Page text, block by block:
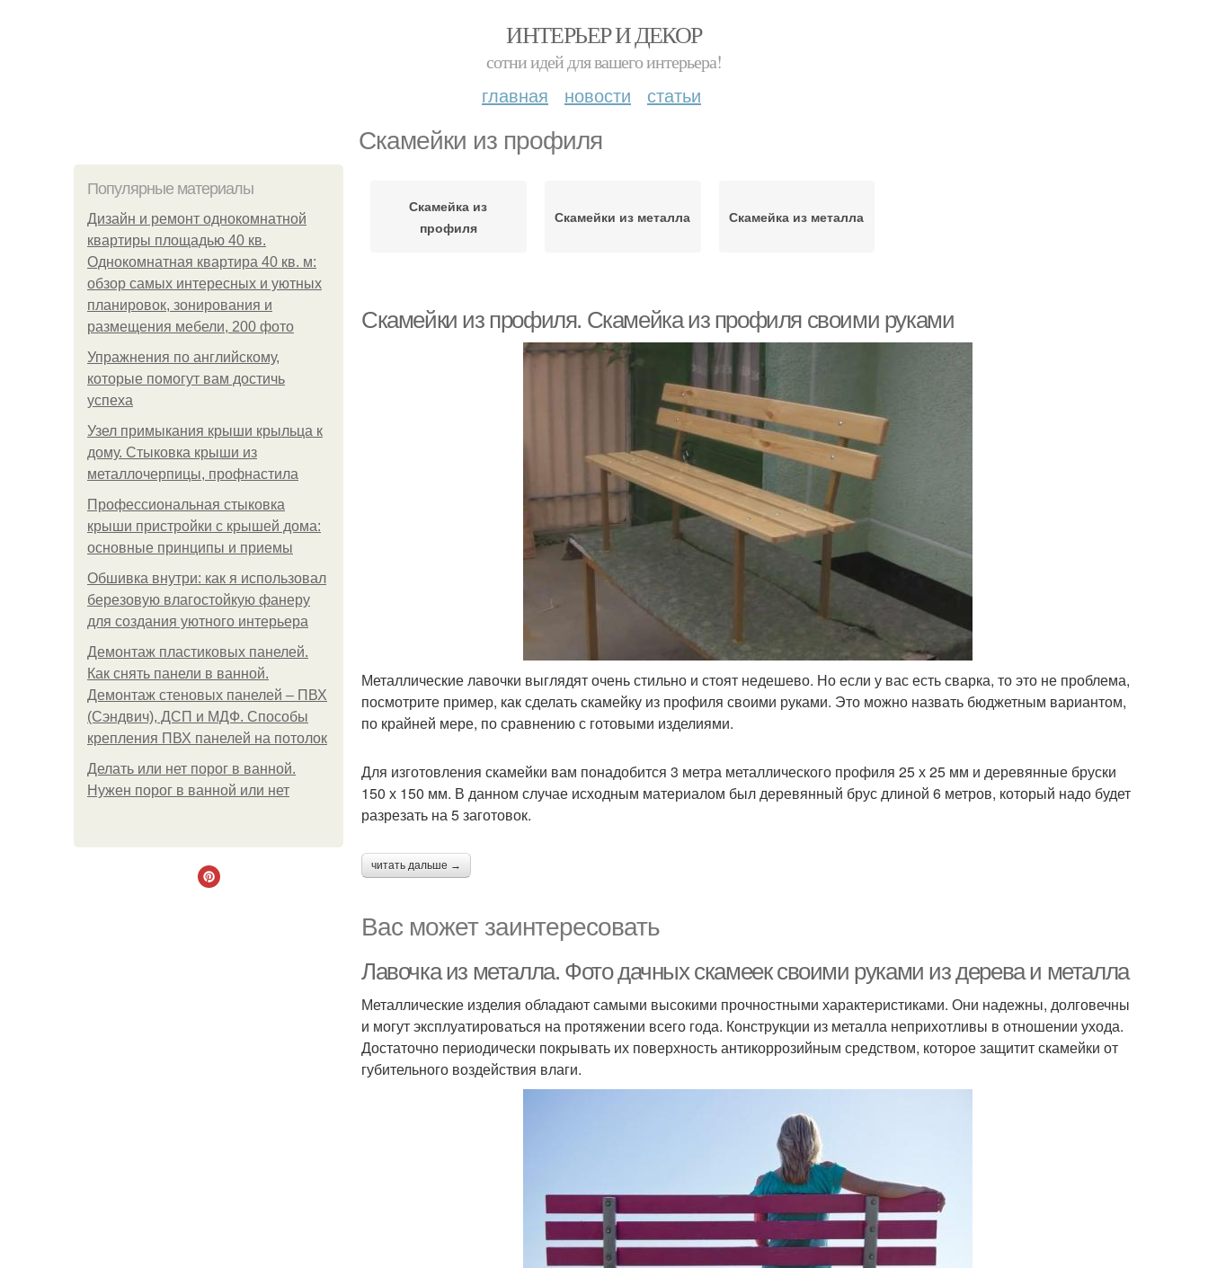
ИНТЕРЬЕР И ДЕКОР
сотни идей для вашего интерьера!
главная новости статьи
Скамейки из профиля
Популярные материалы
Дизайн и ремонт однокомнатной
квартиры площадью 40 кв.
Однокомнатная квартира 40 кв. м:
обзор самых интересных и уютных
планировок, зонирования и
размещения мебели, 200 фото
Упражнения по английскому,
которые помогут вам достичь
успеха
Узел примыкания крыши крыльца к
дому. Стыковка крыши из
металлочерпицы, профнастила
Профессиональная стыковка
крыши пристройки с крышей дома:
основные принципы и приемы
Обшивка внутри: как я использовал
березовую влагостойкую фанеру
для создания уютного интерьера
Демонтаж пластиковых панелей.
Как снять панели в ванной.
Демонтаж стеновых панелей – ПВХ
(Сэндвич), ДСП и МДФ. Способы
крепления ПВХ панелей на потолок
Делать или нет порог в ванной.
Нужен порог в ванной или нет
Скамейка из
профиля
Скамейки из металла Скамейка из металла
Скамейки из профиля. Скамейка из профиля своими руками
Металлические лавочки выглядят очень стильно и стоят недешево. Но если у вас есть сварка, то это не проблема,
посмотрите пример, как сделать скамейку из профиля своими руками. Это можно назвать бюджетным вариантом,
по крайней мере, по сравнению с готовыми изделиями.
Для изготовления скамейки вам понадобится 3 метра металлического профиля 25 х 25 мм и деревянные бруски
150 х 150 мм. В данном случае исходным материалом был деревянный брус длиной 6 метров, который надо будет
разрезать на 5 заготовок.
читать дальше →
Вас может заинтересовать
Лавочка из металла. Фото дачных скамеек своими руками из дерева и металла
Металлические изделия обладают самыми высокими прочностными характеристиками. Они надежны, долговечны
и могут эксплуатироваться на протяжении всего года. Конструкции из металла неприхотливы в отношении ухода.
Достаточно периодически покрывать их поверхность антикоррозийным средством, которое защитит скамейки от
губительного воздействия влаги.